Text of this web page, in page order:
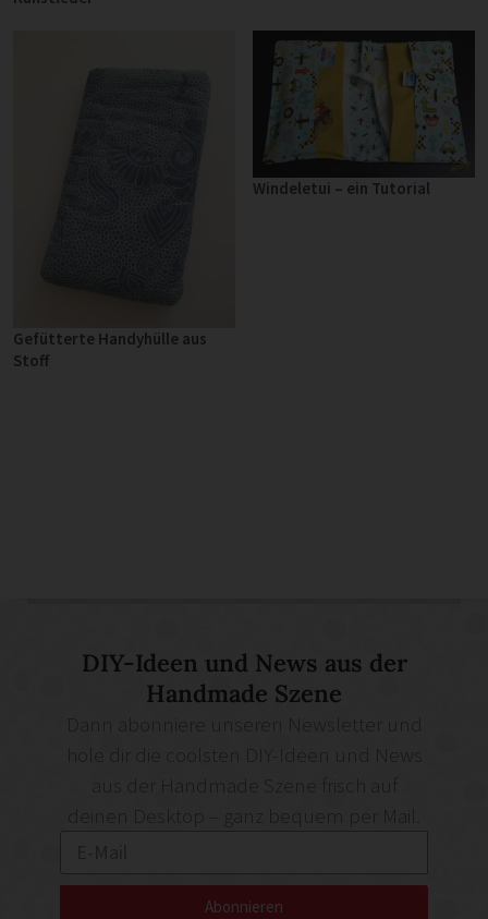
Gefütterte Handyhülle aus
Stoff
Windeletui – ein Tutorial
DIY-Ideen und News aus der
Handmade Szene
deinen Desktop – ganz bequem per Mail.
Abonnieren